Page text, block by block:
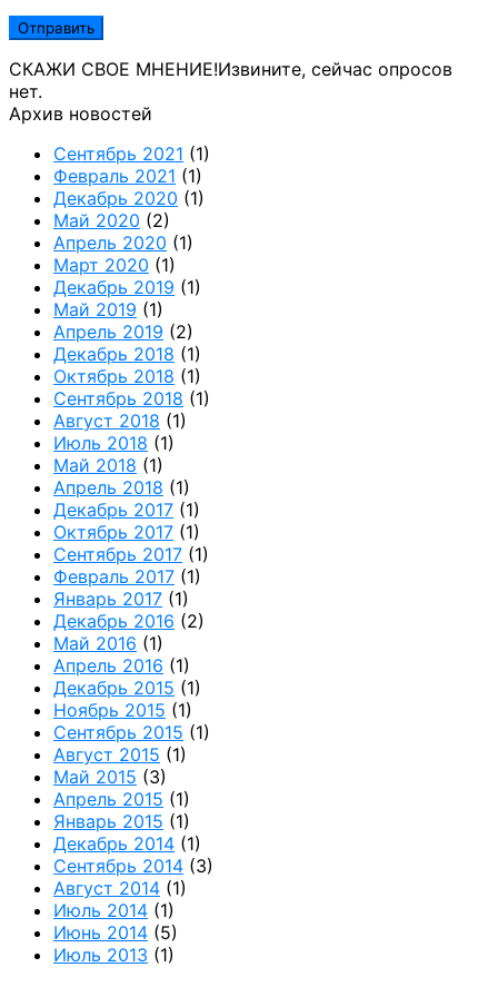
СКАЖИ СВОЕ МНЕНИЕ!Извините, сейчас опросов
нет.
Архив новостей
Сентябрь 2021 (1)
Февраль 2021 (1)
Декабрь 2020 (1)
Май 2020 (2)
Апрель 2020 (1)
Март 2020 (1)
Декабрь 2019 (1)
Май 2019 (1)
Апрель 2019 (2)
Декабрь 2018 (1)
Октябрь 2018 (1)
Сентябрь 2018 (1)
Август 2018 (1)
Июль 2018 (1)
Май 2018 (1)
Апрель 2018 (1)
Декабрь 2017 (1)
Октябрь 2017 (1)
Сентябрь 2017 (1)
Февраль 2017 (1)
Январь 2017 (1)
Декабрь 2016 (2)
Май 2016 (1)
Апрель 2016 (1)
Декабрь 2015 (1)
Ноябрь 2015 (1)
Сентябрь 2015 (1)
Август 2015 (1)
Май 2015 (3)
Апрель 2015 (1)
Январь 2015 (1)
Декабрь 2014 (1)
Сентябрь 2014 (3)
Август 2014 (1)
Июль 2014 (1)
Июнь 2014 (5)
Июль 2013 (1)